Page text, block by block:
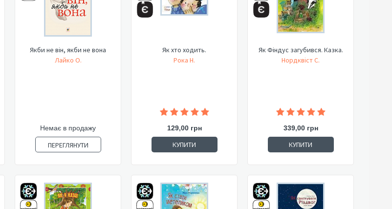
Якби не він, якби не вона
Лайко О.
Немає в продажу
ПЕРЕГЛЯНУТИ
Як хто ходить.
Рока Н.
129,00 грн
КУПИТИ
Як Фіндус загубився. Казка.
Нордквіст С.
339,00 грн
КУПИТИ